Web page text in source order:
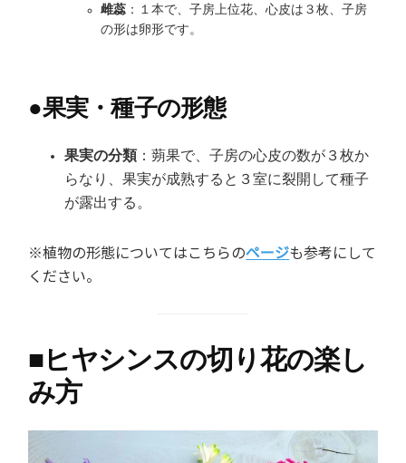
雌蕊 ：１本で、子房上位花、心皮は３枚、子房
の形は卵形です。
●果実・種子の形態
果実の分類 ：蒴果で、子房の心皮の数が３枚か
らなり、果実が成熟すると３室に裂開して種子
が露出する。
※植物の形態についてはこちらのページも参考にして
ください。
■ヒヤシンスの切り花の楽し
み方